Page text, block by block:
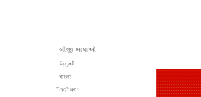
બીજી ભાષાઓ
العربية
বাংলা
བོད་ཡིག་